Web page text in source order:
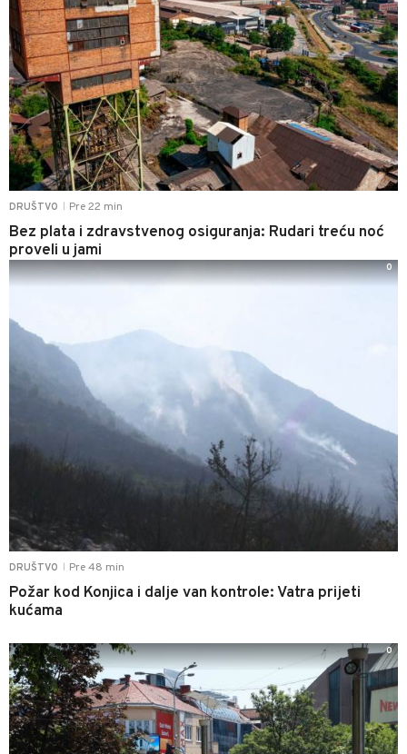
DRUŠTVO Pre 22 min
Bez plata i zdravstvenog osiguranja: Rudari treću noć
proveli u jami
DRUŠTVO Pre 48 min
Požar kod Konjica i dalje van kontrole: Vatra prijeti
kućama
0
0